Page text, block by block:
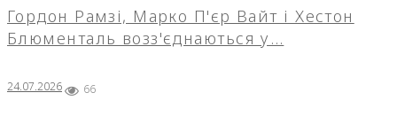
Гордон Рамзі, Марко П'єр Вайт і Хестон
Блюменталь возз'єднаються у…
24.07.2026 66